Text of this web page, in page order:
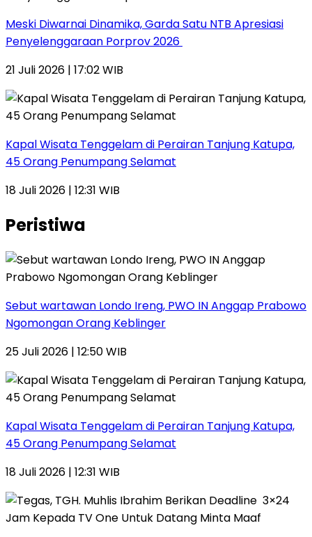
Meski Diwarnai Dinamika, Garda Satu NTB Apresiasi
Penyelenggaraan Porprov 2026 ‎
21 Juli 2026 | 17:02 WIB
Kapal Wisata Tenggelam di Perairan Tanjung Katupa,
45 Orang Penumpang Selamat
18 Juli 2026 | 12:31 WIB
Peristiwa
Sebut wartawan Londo Ireng, PWO IN Anggap Prabowo
Ngomongan Orang Keblinger
25 Juli 2026 | 12:50 WIB
Kapal Wisata Tenggelam di Perairan Tanjung Katupa,
45 Orang Penumpang Selamat
18 Juli 2026 | 12:31 WIB